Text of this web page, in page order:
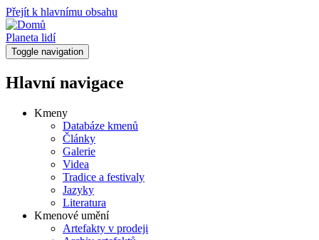
Přejít k hlavnímu obsahu
Planeta lidí
Toggle navigation
Hlavní navigace
Kmeny
Databáze kmenů
Články
Galerie
Videa
Tradice a festivaly
Jazyky
Literatura
Kmenové umění
Artefakty v prodeji